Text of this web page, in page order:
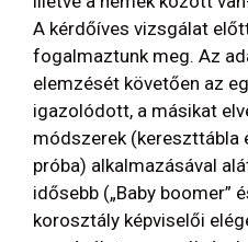
A kérdőíves vizsgálat
fogalmaztunk meg. Az
elemzését követően az
igazolódott, a másikat
módszerek (kereszttábla
próba) alkalmazásával
idősebb („Baby boomer”
korosztály képviselői